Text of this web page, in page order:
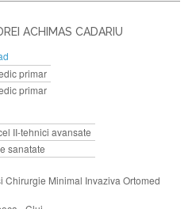
ACHIMAS CADARIU
primar
primar
II-tehnici avansate
sanatate
Chirurgie Minimal Invaziva Ortomed